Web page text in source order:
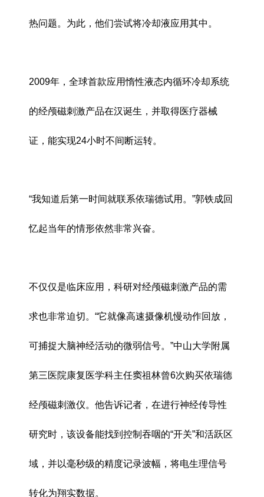
热问题。为此，他们尝试将冷却液应用其中。
2009年，全球首款应用惰性液态内循环冷却系统
的经颅磁刺激产品在汉诞生，并取得医疗器械
证，能实现24小时不间断运转。
“我知道后第一时间就联系依瑞德试用。”郭铁成回
忆起当年的情形依然非常兴奋。
不仅仅是临床应用，科研对经颅磁刺激产品的需
求也非常迫切。“它就像高速摄像机慢动作回放，
可捕捉大脑神经活动的微弱信号。”中山大学附属
第三医院康复医学科主任窦祖林曾6次购买依瑞德
经颅磁刺激仪。他告诉记者，在进行神经传导性
研究时，该设备能找到控制吞咽的“开关”和活跃区
域，并以毫秒级的精度记录波幅，将电生理信号
转化为翔实数据。